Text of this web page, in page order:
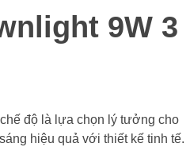
9W 3
độ là lựa chọn lý tưởng cho
hiệu quả với thiết kế tinh tế.